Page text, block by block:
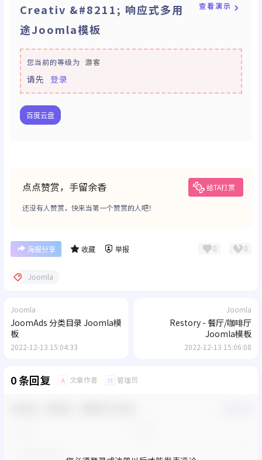
Creativ &#8211; 响应式多用
途Joomla模板
查看演示
您当前的等级为 游客
请先 登录
百度云盘
点点赞赏，手留余香 给TA打赏
还没有人赞赏，快来当第一个赞赏的人吧！
海报分享 收藏 举报 0 0
Joomla
Joomla
JoomAds 分类目录 Joomla模
板
2022-12-13 15:04:33
Joomla
Restory - 餐厅/咖啡厅
Joomla模板
2022-12-13 15:06:08
0 条回复 A 文章作者 M 管理员